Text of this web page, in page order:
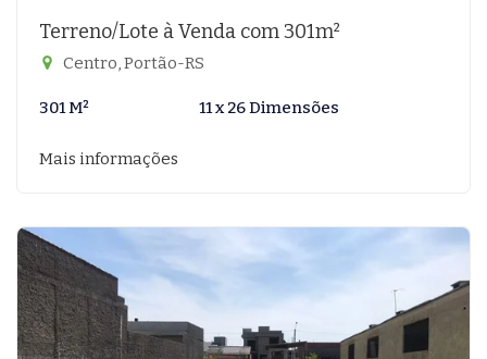
Terreno/Lote à Venda com 301m²
Centro, Portão-RS
301 M² 11 x 26 Dimensões
Mais informações